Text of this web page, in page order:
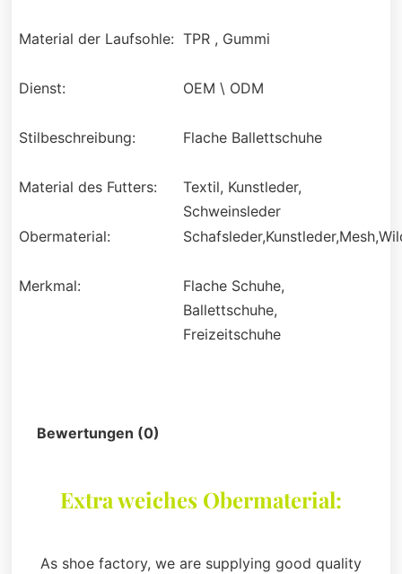
Material der Laufsohle: TPR , Gummi
Dienst: OEM \ ODM
Stilbeschreibung: Flache Ballettschuhe
Material des Futters:
Textil, Kunstleder,
Schweinsleder
Obermaterial:
Merkmal:
Flache Schuhe,
Ballettschuhe,
Freizeitschuhe
Bewertungen (0)
Extra weiches Obermaterial:
As shoe factory, we are supplying good quality